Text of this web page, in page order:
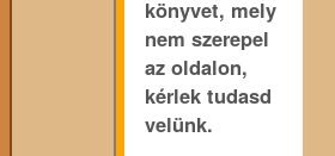
könyvet, mely
nem szerepel
az oldalon,
kérlek tudasd
velünk.